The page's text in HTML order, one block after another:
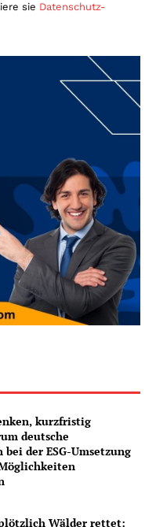
sie Datenschutz-
kurzfristig
deutsche
der ESG-Umsetzung
Wälder rettet: